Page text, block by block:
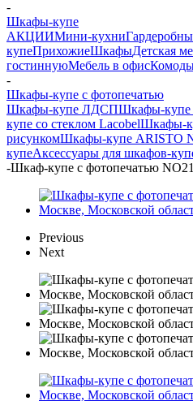
-
Шкафы-купе
АКЦИИМини-кухни
купеПрихожиеШкафыДетская
гостиннуюМебель в офис
-
Шкафы-купе с фотопечатью
Шкафы-купе ЛДСПШкафы-купе
купе со стеклом LacobelШкафы-
рисункомШкафы-купе ARISTO
купеАксессуары для шкафов-
-Шкаф-купе с фотопечатью
Previous
Next